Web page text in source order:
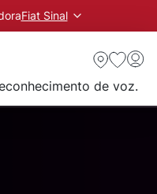
Fiat Sinal
de voz.